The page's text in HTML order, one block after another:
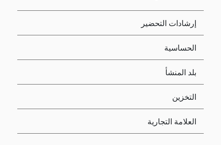
إرشادات التحضير
الحساسية
بلد المنشأ
التخزين
العلامة التجارية